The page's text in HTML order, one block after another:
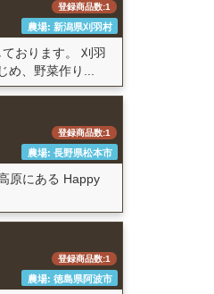
登録商品数:1
農場: 新潟県刈羽村
おります。 刈羽
め、野菜作り...
登録商品数:1
農場: 長野県松本市
原にある Happy
登録商品数:1
農場: 徳島県阿波市